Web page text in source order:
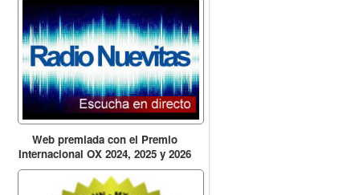
Web premiada con el Premio
Internacional OX 2024, 2025 y 2026